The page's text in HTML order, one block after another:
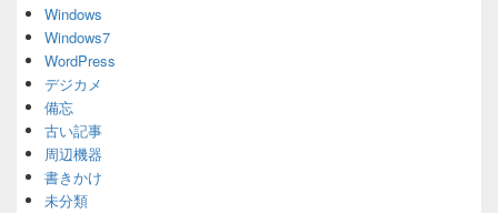
Windows
Windows7
WordPress
デジカメ
備忘
古い記事
周辺機器
書きかけ
未分類